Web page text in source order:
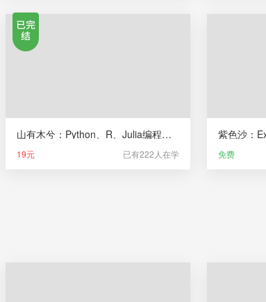
山有木兮：Python、R、Julia编程极简入门
19元 已有222人在学 免费